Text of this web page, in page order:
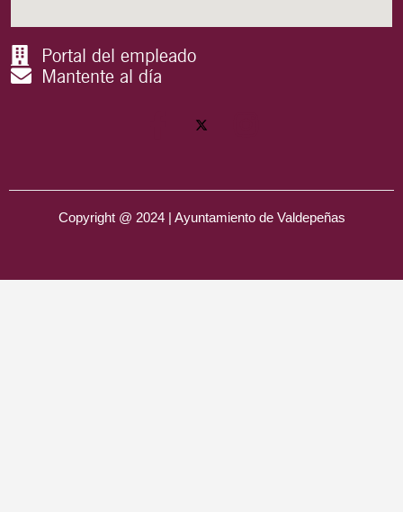
Portal del empleado
Mantente al día
Copyright @ 2024 | Ayuntamiento de Valdepeñas